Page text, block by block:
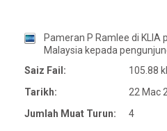
Pameran P Ramlee di KLIA
Malaysia kepada
Saiz Fail:
105.88
Tarikh:
22 Mac
Jumlah Muat Turun:
4